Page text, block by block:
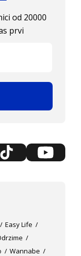
od 20000
prvi
Easy Life
Wannabe